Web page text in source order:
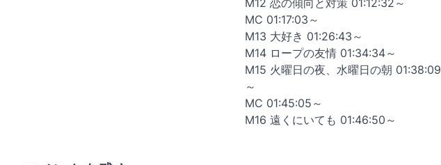
M12 恋の傾向と対策 01:12:32～
MC 01:17:03～
M13 大好き 01:26:43～
M14 ロープの友情 01:34:34～
M15 火曜日の夜、水曜日の朝 01:38:09
～
MC 01:45:05～
M16 遠くにいても 01:46:50～